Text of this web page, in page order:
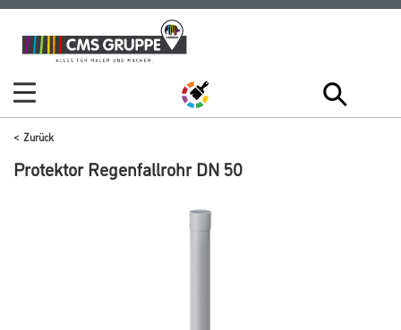
Zum
Inhalt
Zum
Navigationsmenü
Zurück
Protektor Regenfallrohr DN 50